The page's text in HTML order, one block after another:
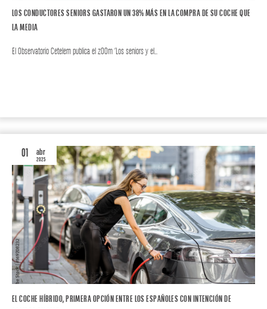
LOS CONDUCTORES SENIORS GASTARON UN 38% MÁS EN LA COMPRA DE SU COCHE QUE
LA MEDIA
El Observatorio Cetelem publica el zOOm ‘Los seniors y el…
01 abr
2025
EL COCHE HÍBRIDO, PRIMERA OPCIÓN ENTRE LOS ESPAÑOLES CON INTENCIÓN DE